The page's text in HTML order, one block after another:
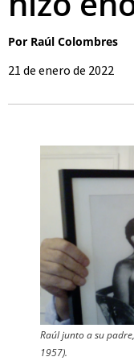
Por Raúl Colombres
21 de enero de 2022
Raúl junto a su
1957).